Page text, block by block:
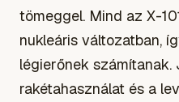
tömeggel. Mind az X-
nukleáris változatban,
légierőnek számítanak.
rakétahasználat és a